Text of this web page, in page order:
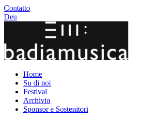
Contatto
Deu
Home
Su di noi
Festival
Archivio
Sponsor e Sostenitori